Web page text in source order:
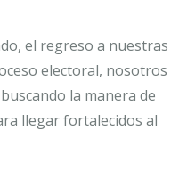
el regreso a nuestras
electoral, nosotros
la manera de
llegar fortalecidos al